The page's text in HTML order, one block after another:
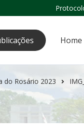
Home
do Rosário 2023